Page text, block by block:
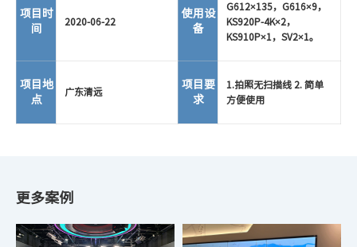
项目时
间
2020-06-22
使用设
备
G612×135，G616×9，
KS920P-4K×2，
KS910P×1，SV2×1。
项目地
点
广东清远
项目要
求
1.拍照无扫描线 2. 简单
方便使用
更多案例